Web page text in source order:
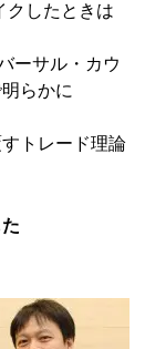
クしたときは
ーサル・カウ
らかに
トレード理論